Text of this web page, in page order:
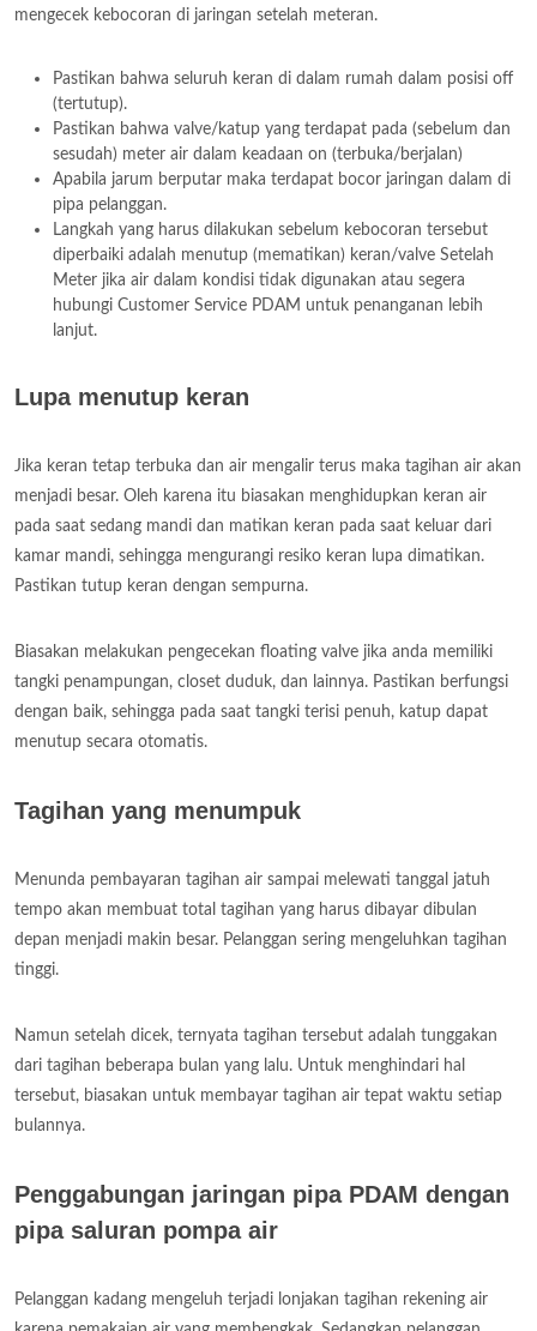
mengecek kebocoran di jaringan setelah meteran.
Pastikan bahwa seluruh keran di dalam rumah dalam posisi off
(tertutup).
Pastikan bahwa valve/katup yang terdapat pada (sebelum dan
sesudah) meter air dalam keadaan on (terbuka/berjalan)
Apabila jarum berputar maka terdapat bocor jaringan dalam di
pipa pelanggan.
Langkah yang harus dilakukan sebelum kebocoran tersebut
diperbaiki adalah menutup (mematikan) keran/valve Setelah
Meter jika air dalam kondisi tidak digunakan atau segera
hubungi Customer Service PDAM untuk penanganan lebih
lanjut.
Lupa menutup keran
Jika keran tetap terbuka dan air mengalir terus maka tagihan air akan
menjadi besar. Oleh karena itu biasakan menghidupkan keran air
pada saat sedang mandi dan matikan keran pada saat keluar dari
kamar mandi, sehingga mengurangi resiko keran lupa dimatikan.
Pastikan tutup keran dengan sempurna.
Biasakan melakukan pengecekan floating valve jika anda memiliki
tangki penampungan, closet duduk, dan lainnya. Pastikan berfungsi
dengan baik, sehingga pada saat tangki terisi penuh, katup dapat
menutup secara otomatis.
Tagihan yang menumpuk
Menunda pembayaran tagihan air sampai melewati tanggal jatuh
tempo akan membuat total tagihan yang harus dibayar dibulan
depan menjadi makin besar. Pelanggan sering mengeluhkan tagihan
tinggi.
Namun setelah dicek, ternyata tagihan tersebut adalah tunggakan
dari tagihan beberapa bulan yang lalu. Untuk menghindari hal
tersebut, biasakan untuk membayar tagihan air tepat waktu setiap
bulannya.
Penggabungan jaringan pipa PDAM dengan
pipa saluran pompa air
Pelanggan kadang mengeluh terjadi lonjakan tagihan rekening air